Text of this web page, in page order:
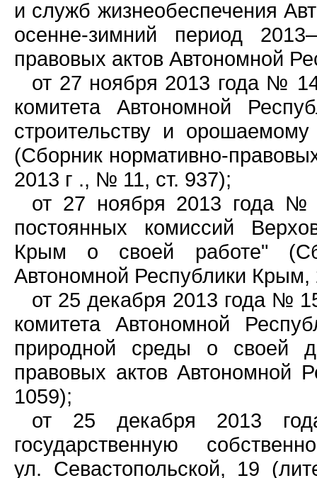
и служб жизнеобеспечения
осенне-зимний период
правовых актов Автономной
от 27 ноября 2013 года №
комитета Автономной
строительству и
(Сборник нормативно-
2013 г ., № 11, ст. 937);
от 27 ноября 2013 года №
постоянных комиссий
Крым о своей работе"
Автономной Республики
от 25 декабря 2013 года №
комитета Автономной
природной среды о своей
правовых актов
1059);
от 25 декабря 2013
государственную
ул. Севастопольской, 19